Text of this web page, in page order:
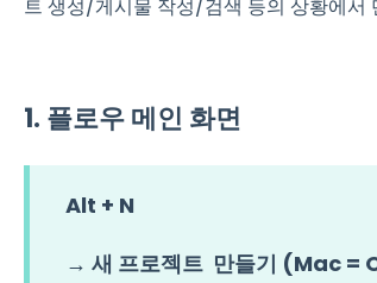
트 생성/게시물 작성/검색 등의 상황에서
1. 플로우 메인 화면
Alt + N
→ 새 프로젝트 만들기 (Mac =